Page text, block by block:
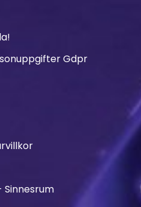
Gdpr
Sinnesrum